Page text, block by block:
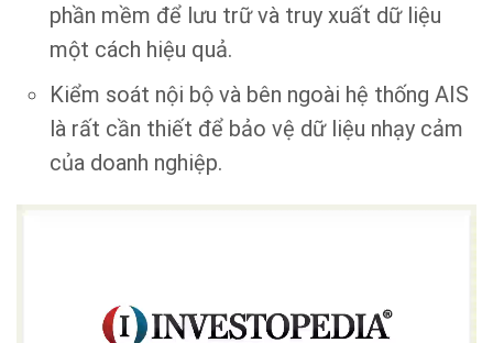
phần mềm để lưu trữ và truy xuất dữ liệu
một cách hiệu quả.
Kiểm soát nội bộ và bên ngoài hệ thống AIS
là rất cần thiết để bảo vệ dữ liệu nhạy cảm
của doanh nghiệp.